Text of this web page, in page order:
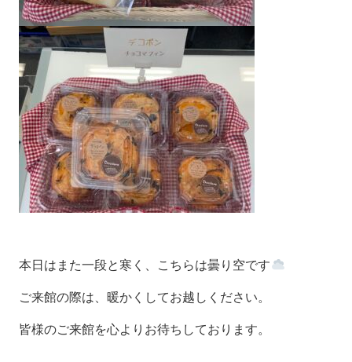
本日はまた一段と寒く、こちらは曇り空です
ご来館の際は、暖かくしてお越しください。
皆様のご来館を心よりお待ちしております。